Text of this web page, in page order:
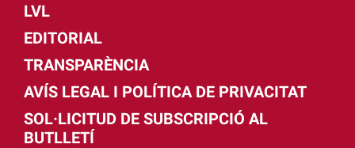
LVL
EDITORIAL
TRANSPARÈNCIA
AVÍS LEGAL I POLÍTICA DE PRIVACITAT
SOL·LICITUD DE SUBSCRIPCIÓ AL
BUTLLETÍ